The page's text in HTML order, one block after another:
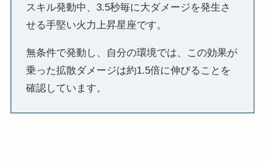
スキル発動中、3.5秒毎に大ダメージを発生さ
せる手堅い火力上昇星座です。
無条件で発動し、自分の環境では、この効果が
乗った拡散ダメージは約1.5倍に伸びることを
確認しています。